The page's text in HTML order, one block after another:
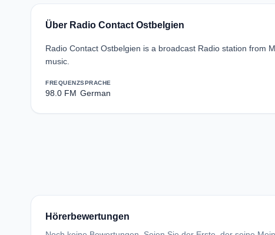
Über Radio Contact Ostbelgien
Radio Contact Ostbelgien is a broadcast Radio station from
music.
FREQUENZ
98.0 FM
SPRACHE
German
Hörerbewertungen